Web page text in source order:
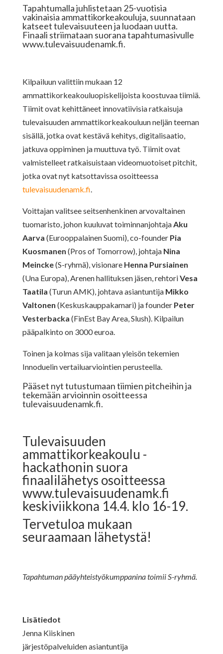
Tapahtumalla juhlistetaan 25-vuotisia
vakinaisia ammattikorkeakouluja, suunnataan
katseet tulevaisuuteen ja luodaan uutta.
Finaali striimataan suoranatapahtumasivulle
www.tulevaisuudenamk.fi.
Kilpailuun valittiin mukaan 12
ammattikorkeakouluopiskelijoista koostuvaa tiimiä.
Tiimit ovat kehittäneet innovatiivisia ratkaisuja
tulevaisuuden ammattikorkeakouluun neljän teeman
sisällä, jotka ovat kestävä kehitys, digitalisaatio,
jatkuva oppiminen ja muuttuva työ. Tiimit ovat
valmistelleet ratkaisuistaan videomuotoiset pitchit,
jotka ovat nyt katsottavissa osoitteessa
tulevaisuudenamk.fi.
Voittajan valitsee seitsenhenkinen arvovaltainen
tuomaristo, johon kuuluvat toiminnanjohtajaAku
Aarva (Eurooppalainen Suomi), co-founder Pia
Kuosmanen (Pros of Tomorrow), johtaja Nina
Meincke(S-ryhmä), visionare Henna Pursiainen
(Una Europa), Arenen hallituksen jäsen, rehtoriVesa
Taatila (Turun AMK), johtava asiantuntija Mikko
Valtonen (Keskuskauppakamari) ja founder Peter
Vesterbacka (FinEst Bay Area, Slush). Kilpailun
pääpalkinto on 3000 euroa.
Toinen ja kolmas sija valitaan yleisön tekemien
Innoduelin vertailuarviointien perusteella.
Pääset nyt tutustumaan tiimien pitcheihin ja
tekemään arvioinnin osoitteessa
tulevaisuudenamk.fi.
Tulevaisuuden
ammattikorkeakoulu -
hackathonin suora
finaalilähetys osoitteessa
www.tulevaisuudenamk.fi
keskiviikkona 14.4. klo 16-19.
Tervetuloa mukaan
seuraamaan lähetystä!
Tapahtuman pääyhteistyökumppanina toimii S-ryhmä.
Lisätiedot
Jenna Kiiskinen
järjestöpalveluiden asiantuntija